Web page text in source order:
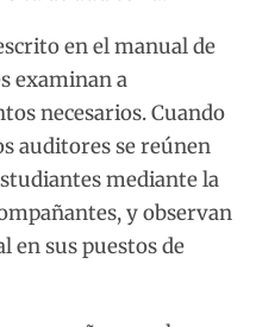
en el manual de
examinan a
necesarios. Cuando
auditores se reúnen
mediante la
y observan
en sus puestos de